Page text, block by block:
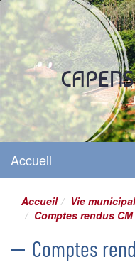
CAPENS
Site officiel
Accueil
Accueil Vie
Comptes rendus CM
Comptes